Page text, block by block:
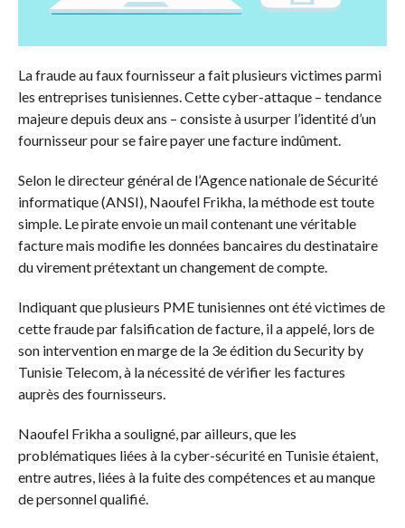
La fraude au faux fournisseur a fait plusieurs victimes parmi
les entreprises tunisiennes. Cette cyber-attaque – tendance
majeure depuis deux ans – consiste à usurper l’identité d’un
fournisseur pour se faire payer une facture indûment.
Selon le directeur général de l’Agence nationale de Sécurité
informatique (ANSI), Naoufel Frikha, la méthode est toute
simple. Le pirate envoie un mail contenant une véritable
facture mais modifie les données bancaires du destinataire
du virement prétextant un changement de compte.
Indiquant que plusieurs PME tunisiennes ont été victimes de
cette fraude par falsification de facture, il a appelé, lors de
son intervention en marge de la 3e édition du Security by
Tunisie Telecom, à la nécessité de vérifier les factures
auprès des fournisseurs.
Naoufel Frikha a souligné, par ailleurs, que les
problématiques liées à la cyber-sécurité en Tunisie étaient,
entre autres, liées à la fuite des compétences et au manque
de personnel qualifié.